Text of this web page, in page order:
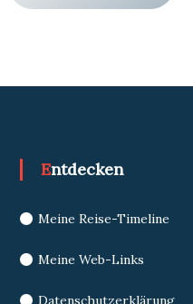
Entdecken
Meine Reise-Timeline
Meine Web-Links
Datenschutzerklärung